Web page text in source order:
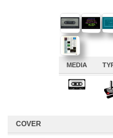
MEDIA
COVER